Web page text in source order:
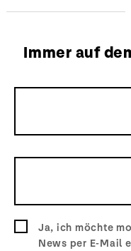
Immer auf
Ja, ich möchte
News per E-Mail